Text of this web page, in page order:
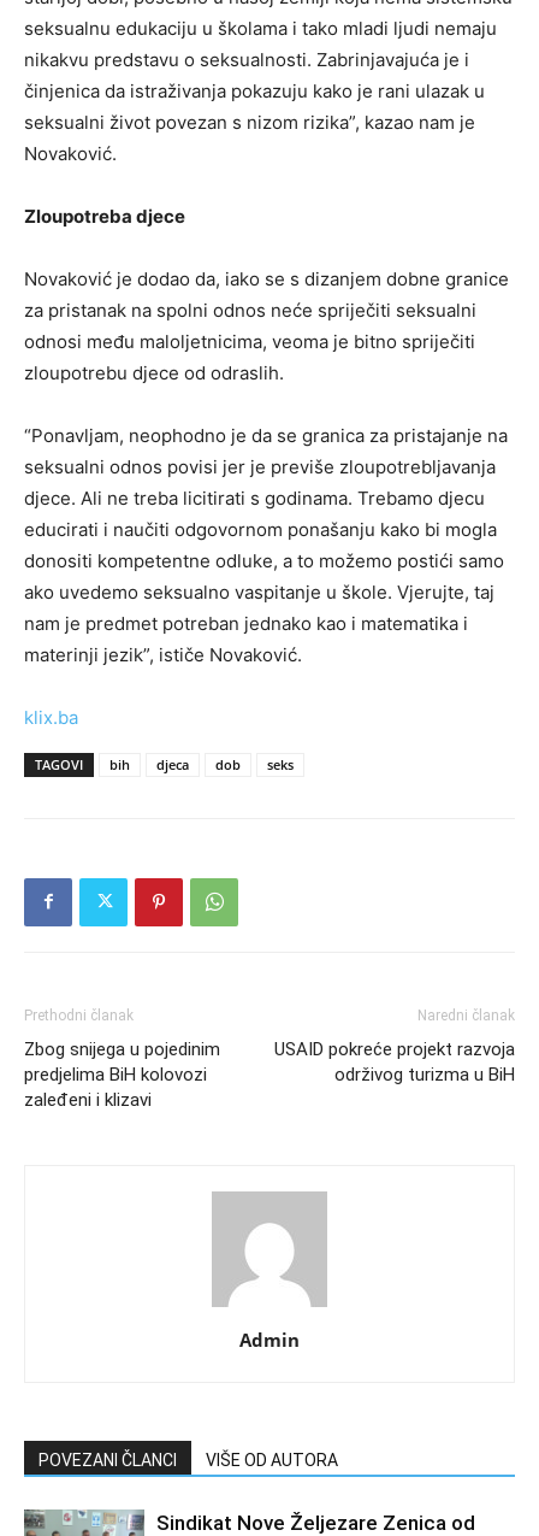
seksualnu edukaciju u školama i tako mladi ljudi nemaju
nikakvu predstavu o seksualnosti. Zabrinjavajuća je i
činjenica da istraživanja pokazuju kako je rani ulazak u
seksualni život povezan s nizom rizika”, kazao nam je
Novaković.
Zloupotreba djece
Novaković je dodao da, iako se s dizanjem dobne granice
za pristanak na spolni odnos neće spriječiti seksualni
odnosi među maloljetnicima, veoma je bitno spriječiti
zloupotrebu djece od odraslih.
“Ponavljam, neophodno je da se granica za pristajanje na
seksualni odnos povisi jer je previše zloupotrebljavanja
djece. Ali ne treba licitirati s godinama. Trebamo djecu
educirati i naučiti odgovornom ponašanju kako bi mogla
donositi kompetentne odluke, a to možemo postići samo
ako uvedemo seksualno vaspitanje u škole. Vjerujte, taj
nam je predmet potreban jednako kao i matematika i
materinji jezik”, ističe Novaković.
klix.ba
TAGOVI bih djeca dob seks
Prethodni članak
Zbog snijega u pojedinim
predjelima BiH kolovozi
zaleđeni i klizavi
Naredni članak
USAID pokreće projekt razvoja
održivog turizma u BiH
Admin
POVEZANI ČLANCI VIŠE OD AUTORA
Sindikat Nove Željezare Zenica od